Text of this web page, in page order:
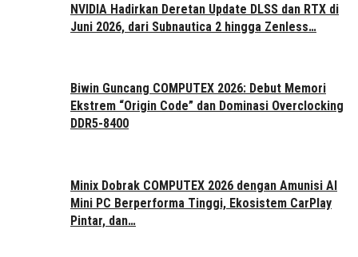
NVIDIA Hadirkan Deretan Update DLSS dan RTX di
Juni 2026, dari Subnautica 2 hingga Zenless…
Biwin Guncang COMPUTEX 2026: Debut Memori
Ekstrem “Origin Code” dan Dominasi Overclocking
DDR5-8400
Minix Dobrak COMPUTEX 2026 dengan Amunisi AI
Mini PC Berperforma Tinggi, Ekosistem CarPlay
Pintar, dan…